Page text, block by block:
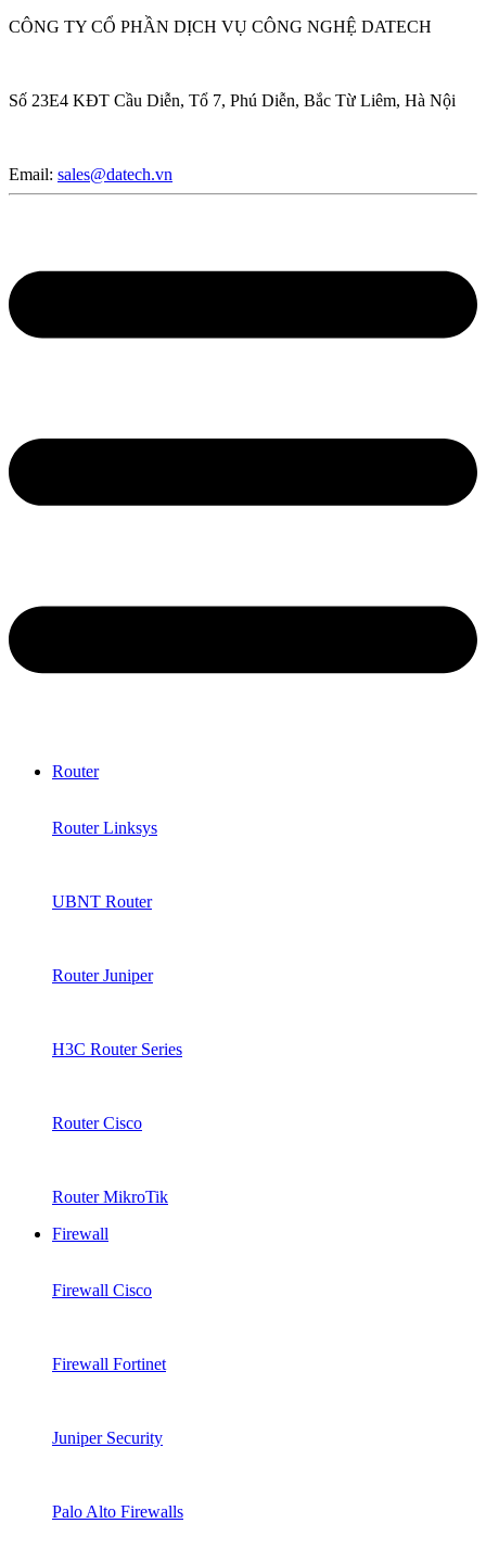
CÔNG TY CỔ PHẦN DỊCH VỤ CÔNG NGHỆ DATECH
Số 23E4 KĐT Cầu Diễn, Tổ 7, Phú Diễn, Bắc Từ Liêm, Hà Nội
Email: sales@datech.vn
Router
Router Linksys
UBNT Router
Router Juniper
H3C Router Series
Router Cisco
Router MikroTik
Firewall
Firewall Cisco
Firewall Fortinet
Juniper Security
Palo Alto Firewalls